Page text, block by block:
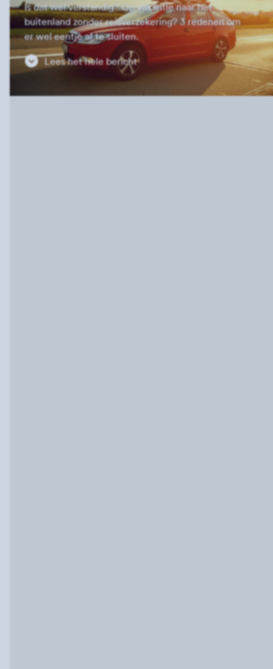
Is dat wel verstandig? Op vakantie naar het
buitenland zonder reisverzekering? 3 redenen om
er wel eentje af te sluiten.
Lees het hele bericht